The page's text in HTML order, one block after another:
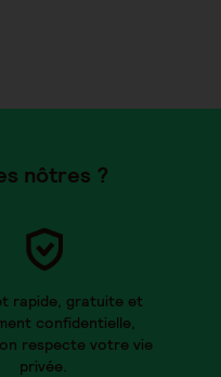
nôtres ?
rapide, gratuite et
confidentielle,
respecte votre vie
privée.